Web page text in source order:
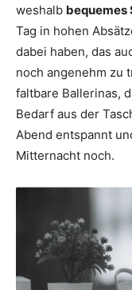
weshalb bequemes
Tag in hohen
dabei haben, das
noch angenehm zu
faltbare Ballerinas,
Bedarf aus der
Abend entspannt
Mitternacht noch.